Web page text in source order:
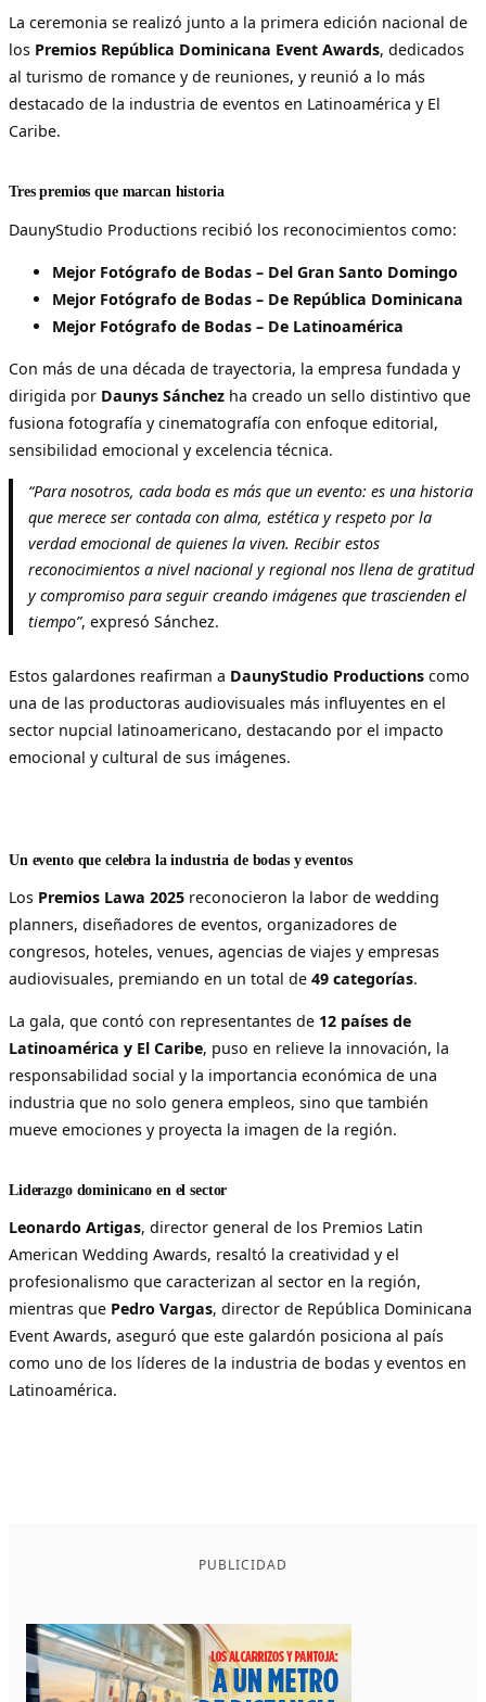
La ceremonia se realizó junto a la primera edición nacional de
los Premios República Dominicana Event Awards, dedicados
al turismo de romance y de reuniones, y reunió a lo más
destacado de la industria de eventos en Latinoamérica y El
Caribe.
Tres premios que marcan historia
DaunyStudio Productions recibió los reconocimientos como:
Mejor Fotógrafo de Bodas – Del Gran Santo Domingo
Mejor Fotógrafo de Bodas – De República Dominicana
Mejor Fotógrafo de Bodas – De Latinoamérica
Con más de una década de trayectoria, la empresa fundada y
dirigida por Daunys Sánchez ha creado un sello distintivo que
fusiona fotografía y cinematografía con enfoque editorial,
sensibilidad emocional y excelencia técnica.
“Para nosotros, cada boda es más que un evento: es una historia
que merece ser contada con alma, estética y respeto por la
verdad emocional de quienes la viven. Recibir estos
reconocimientos a nivel nacional y regional nos llena de gratitud
y compromiso para seguir creando imágenes que trascienden el
tiempo”, expresó Sánchez.
Estos galardones reafirman a DaunyStudio Productions como
una de las productoras audiovisuales más influyentes en el
sector nupcial latinoamericano, destacando por el impacto
emocional y cultural de sus imágenes.
Un evento que celebra la industria de bodas y eventos
Los Premios Lawa 2025 reconocieron la labor de wedding
planners, diseñadores de eventos, organizadores de
congresos, hoteles, venues, agencias de viajes y empresas
audiovisuales, premiando en un total de 49 categorías.
La gala, que contó con representantes de 12 países de
Latinoamérica y El Caribe, puso en relieve la innovación, la
responsabilidad social y la importancia económica de una
industria que no solo genera empleos, sino que también
mueve emociones y proyecta la imagen de la región.
Liderazgo dominicano en el sector
Leonardo Artigas, director general de los Premios Latin
American Wedding Awards, resaltó la creatividad y el
profesionalismo que caracterizan al sector en la región,
mientras que Pedro Vargas, director de República Dominicana
Event Awards, aseguró que este galardón posiciona al país
como uno de los líderes de la industria de bodas y eventos en
Latinoamérica.
PUBLICIDAD